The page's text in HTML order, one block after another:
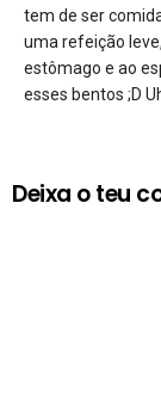
tem de ser
uma refeição
estômago e ao
esses bentos ;D
Deixa o teu